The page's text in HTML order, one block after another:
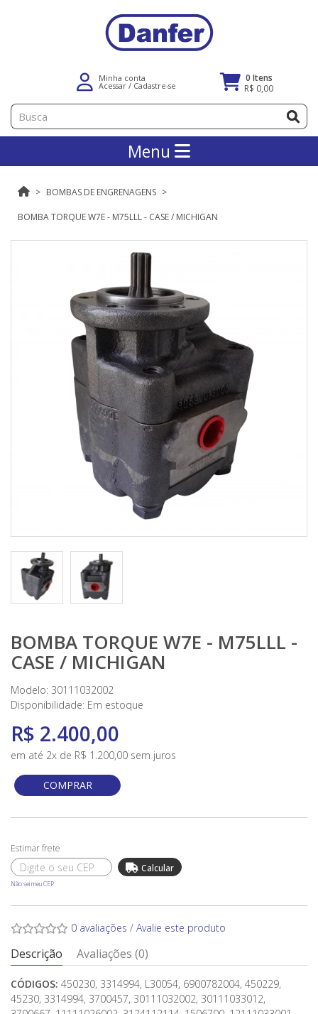
Minha conta
Acessar / Cadastre-se
0 Itens
R$ 0,00
Menu
BOMBAS DE ENGRENAGENS
BOMBA TORQUE W7E - M75LLL - CASE / MICHIGAN
BOMBA TORQUE W7E - M75LLL -
CASE / MICHIGAN
Modelo: 30111032002
Disponibilidade: Em estoque
R$ 2.400,00
em até 2x de R$ 1.200,00 sem juros
COMPRAR
Não sei meu CEP
0 avaliações / Avalie este produto
Descrição Avaliações (0)
CÓDIGOS: 450230, 3314994, L30054, 6900782004, 450229,
45230, 3314994, 3700457, 30111032002, 30111033012,